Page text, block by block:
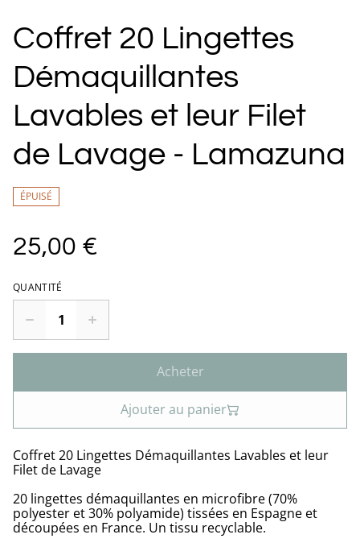
Coffret 20 Lingettes
Démaquillantes
Lavables et leur Filet
de Lavage - Lamazuna
ÉPUISÉ
25,00 €
QUANTITÉ
Acheter
Ajouter au panier
Coffret 20 Lingettes Démaquillantes Lavables et leur
Filet de Lavage
20 lingettes démaquillantes en microfibre (70%
polyester et 30% polyamide) tissées en Espagne et
découpées en France. Un tissu recyclable.